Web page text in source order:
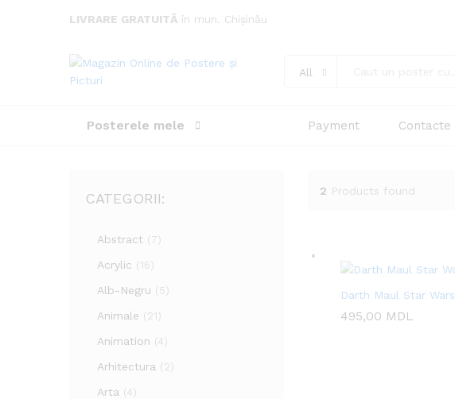
LIVRARE GRATUITĂ în mun. Chișinău
All
Posterele mele Payment Contacte
2 Products found
Darth Maul Star Wars
495,00 MDL
495,00 MDL
CATEGORII:
Abstract (7)
Acrylic (16)
Alb-Negru (5)
Animale (21)
Animation (4)
Arhitectura (2)
Arta (4)